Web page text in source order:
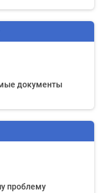
документы
проблему